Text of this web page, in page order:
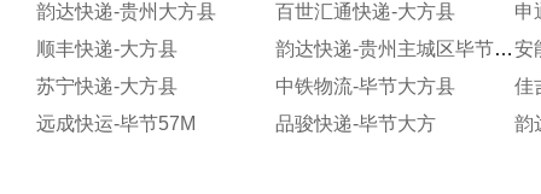
韵达快递-贵州大方县
百世汇通快递-大方县
申
顺丰快递-大方县
韵达快递-贵州主城区毕节服务部双山新区贰拾柒营业分部安
苏宁快递-大方县
中铁物流-毕节大方县
佳
远成快运-毕节57M
品骏快递-毕节大方